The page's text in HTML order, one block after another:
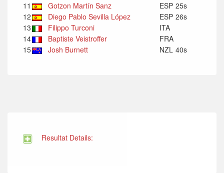
11
Gotzon Martín Sanz ESP 25s
12
Diego Pablo Sevilla López ESP 26s
13
Filippo Turconi
ITA
14
Baptiste Veistroffer
FRA
15
Josh Burnett NZL 40s
Resultat Details: